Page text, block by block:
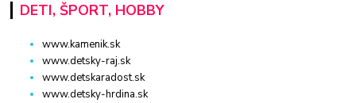
DETI, ŠPORT, HOBBY
www.kamenik.sk
www.detsky-raj.sk
www.detskaradost.sk
www.detsky-hrdina.sk